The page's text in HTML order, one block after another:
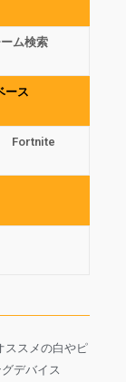
ム検索
ース
Fortnite
ススメの白やピ
デバイス